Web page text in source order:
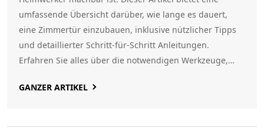
umfassende Übersicht darüber, wie lange es dauert,
eine Zimmertür einzubauen, inklusive nützlicher Tipps
und detaillierter Schritt-für-Schritt Anleitungen.
Erfahren Sie alles über die notwendigen Werkzeuge,
erfolgreichen Türeinbau notwendig sind.
GANZER ARTIKEL